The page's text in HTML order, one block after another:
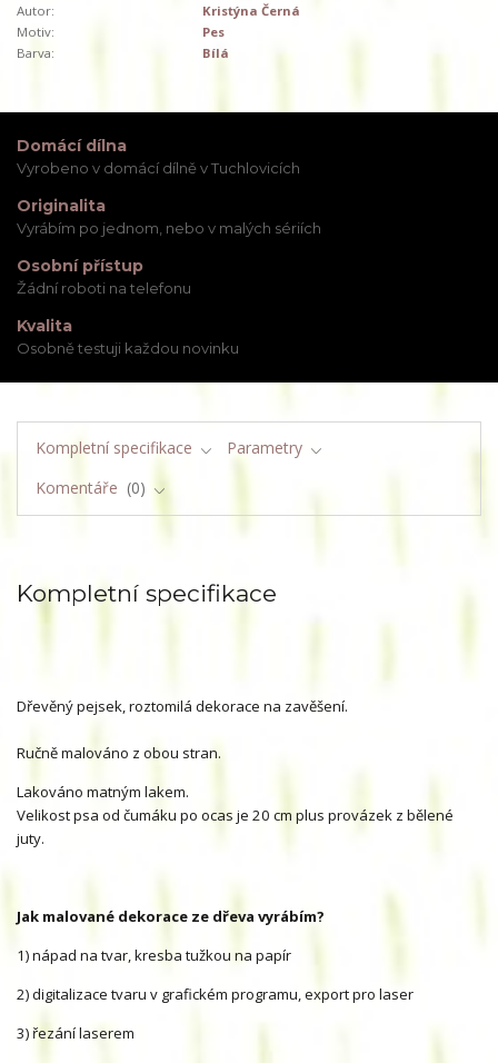
Autor:
Kristýna Černá
Motiv:
Pes
Barva:
Bílá
Domácí dílna
Vyrobeno v domácí dílně v Tuchlovicích
Originalita
Vyrábím po jednom, nebo v malých sériích
Osobní přístup
Žádní roboti na telefonu
Kvalita
Osobně testuji každou novinku
Kompletní specifikace
Parametry
Komentáře
0
Kompletní specifikace
Dřevěný pejsek, roztomilá dekorace na zavěšení.
Ručně malováno z obou stran.
Lakováno matným lakem.
Velikost psa od čumáku po ocas je 20 cm plus provázek z bělené
juty.
Jak malované dekorace ze dřeva vyrábím?
1) nápad na tvar, kresba tužkou na papír
2) digitalizace tvaru v grafickém programu, export pro laser
3) řezání laserem